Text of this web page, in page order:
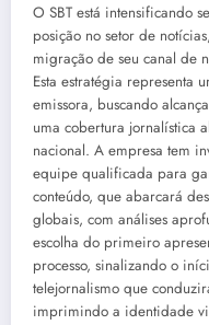
O SBT está intensificando
posição no setor de
migração de seu canal de
Esta estratégia representa
emissora, buscando
uma cobertura jornalística
nacional. A empresa tem
equipe qualificada para
conteúdo, que abarcará
globais, com análises
escolha do primeiro
processo, sinalizando o
telejornalismo que
imprimindo a identidade